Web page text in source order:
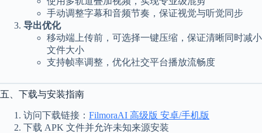
手动调整字幕和音频节奏，保证视觉与听觉同步
导出优化
移动端上传前，可选择一键压缩，保证清晰同时减小
文件大小
支持帧率调整，优化社交平台播放流畅度
五、下载与安装指南
访问下载链接： FilmoraAI 高级版 安卓/手机版
下载 APK 文件并允许未知来源安装